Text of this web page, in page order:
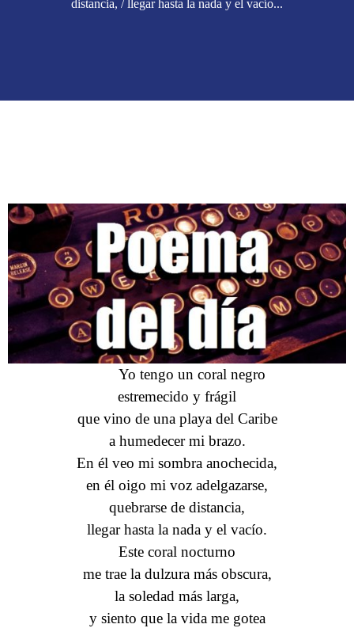
distancia, / llegar hasta la nada y el vacío...
Yo tengo un coral negro
estremecido y frágil
que vino de una playa del Caribe
a humedecer mi brazo.
En él veo mi sombra anochecida,
en él oigo mi voz adelgazarse,
quebrarse de distancia,
llegar hasta la nada y el vacío.
Este coral nocturno
me trae la dulzura más obscura,
la soledad más larga,
y siento que la vida me gotea